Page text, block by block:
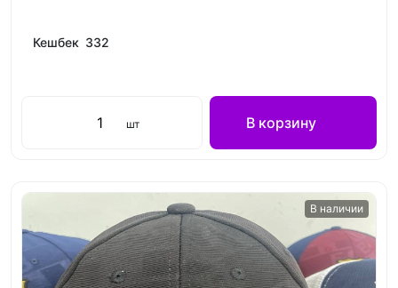
Кешбек 332
шт В корзину
В наличии